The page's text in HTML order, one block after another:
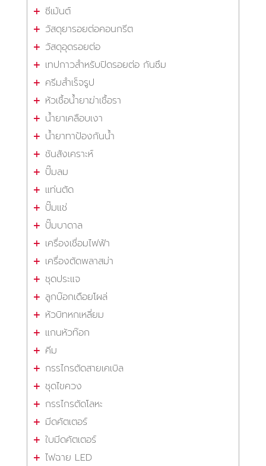
ซีเม้นต์
วัสดุยารอยต่อคอนกรีต
วัสดุอุดรอยต่อ
เทปกาวสำหรับปิดรอยต่อ กันซึม
ครีมสำเร็จรูป
หัวเชื้อน้ำยาฆ่าเชื้อรา
น้ำยาเคลือบเงา
น้ำยาทาป้องกันน้ำ
ชันสังเคราะห์
ปั๊มลม
แท่นตัด
ปั๊มแช่
ปั๊มบาดาล
เครื่องเชื่อมไฟฟ้า
เครื่องตัดพลาสม่า
ชุดประแจ
ลูกบ๊อกเดือยโผล่
หัวบิทหกเหลี่ยม
แกนหัวท๊อก
คีม
กรรไกรตัดสายเคเบิล
ชุดไขควง
กรรไกรตัดโลหะ
มีดคัตเตอร์
ใบมีดคัตเตอร์
ไฟฉาย LED